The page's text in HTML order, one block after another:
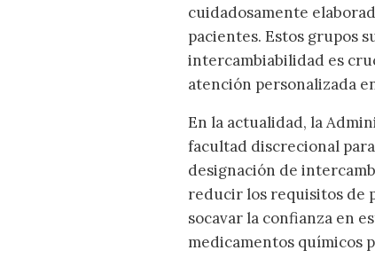
cuidadosamente
pacientes. Estos grupos
intercambiabilidad es
atención personalizada
En la actualidad, la
facultad discrecional
designación de
reducir los requisitos de
socavar la confianza en
medicamentos químicos